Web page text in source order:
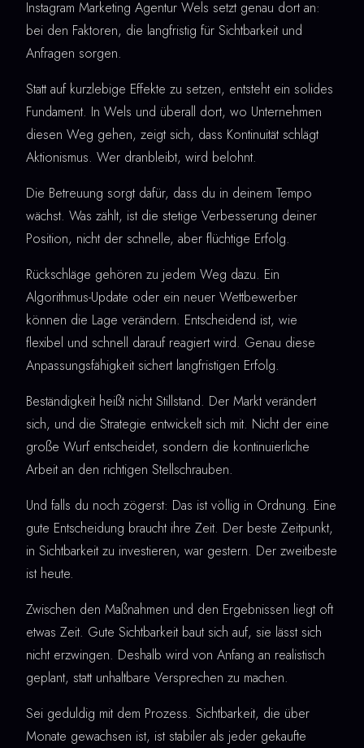
Instagram Marketing Agentur Wels setzt genau dort an:
bei den Faktoren, die langfristig für Sichtbarkeit und
Anfragen sorgen.
Statt auf kurzlebige Effekte zu setzen, entsteht ein solides
Fundament. In Wels und überall dort, wo Unternehmen
diesen Weg gehen, zeigt sich, dass Kontinuität schlägt
Aktionismus. Wer dranbleibt, wird belohnt.
Die Betreuung sorgt dafür, dass du in deinem Tempo
wächst. Was zählt, ist die stetige Verbesserung deiner
Position, nicht der schnelle, aber flüchtige Erfolg.
Rückschläge gehören zu jedem Weg dazu. Ein
Algorithmus-Update oder ein neuer Wettbewerber
können die Lage verändern. Entscheidend ist, wie
flexibel und schnell darauf reagiert wird. Genau diese
Anpassungsfähigkeit sichert langfristigen Erfolg.
Beständigkeit heißt nicht Stillstand. Der Markt verändert
sich, und die Strategie entwickelt sich mit. Nicht der eine
große Wurf entscheidet, sondern die kontinuierliche
Arbeit an den richtigen Stellschrauben.
Und falls du noch zögerst: Das ist völlig in Ordnung. Eine
gute Entscheidung braucht ihre Zeit. Der beste Zeitpunkt,
in Sichtbarkeit zu investieren, war gestern. Der zweitbeste
ist heute.
Zwischen den Maßnahmen und den Ergebnissen liegt oft
etwas Zeit. Gute Sichtbarkeit baut sich auf, sie lässt sich
nicht erzwingen. Deshalb wird von Anfang an realistisch
geplant, statt unhaltbare Versprechen zu machen.
Sei geduldig mit dem Prozess. Sichtbarkeit, die über
Monate gewachsen ist, ist stabiler als jeder gekaufte